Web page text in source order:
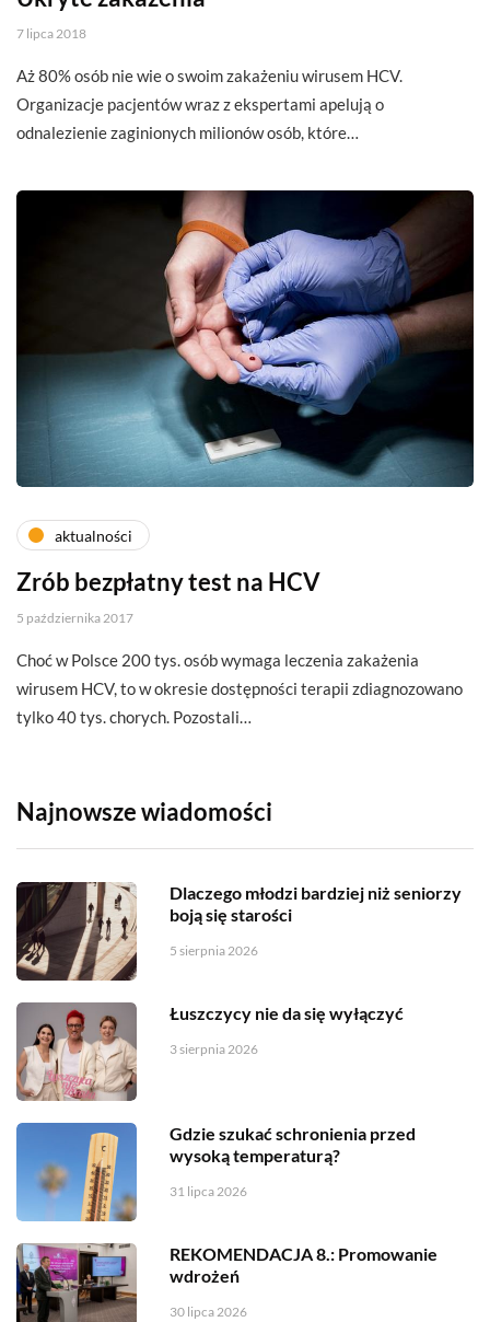
7 lipca 2018
Aż 80% osób nie wie o swoim zakażeniu wirusem HCV.
Organizacje pacjentów wraz z ekspertami apelują o
odnalezienie zaginionych milionów osób, które…
aktualności
Zrób bezpłatny test na HCV
5 października 2017
Choć w Polsce 200 tys. osób wymaga leczenia zakażenia
wirusem HCV, to w okresie dostępności terapii zdiagnozowano
tylko 40 tys. chorych. Pozostali…
Najnowsze wiadomości
Dlaczego młodzi bardziej niż seniorzy
boją się starości
5 sierpnia 2026
Łuszczycy nie da się wyłączyć
3 sierpnia 2026
Gdzie szukać schronienia przed
wysoką temperaturą?
31 lipca 2026
REKOMENDACJA 8.: Promowanie
wdrożeń
30 lipca 2026